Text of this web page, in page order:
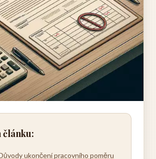
článku:
ukončení pracovního poměru